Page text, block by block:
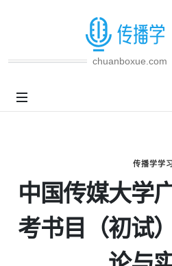
chuanboxue.com
传播学学
中国传媒大学
考书目（初试